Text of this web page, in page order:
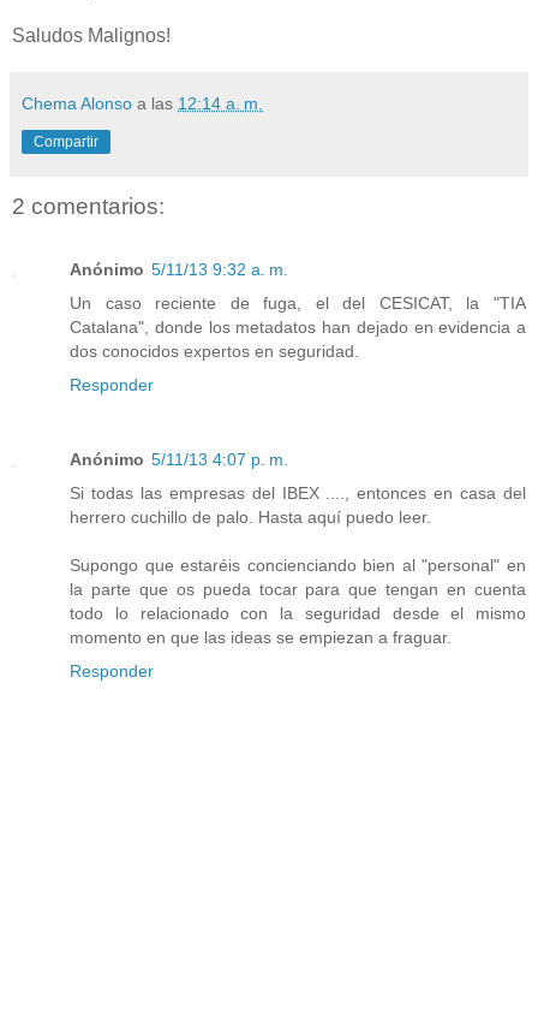
Saludos Malignos!
Chema Alonso a las 12:14 a. m.
Compartir
2 comentarios:
Anónimo 5/11/13 9:32 a. m.
Un caso reciente de fuga, el del CESICAT, la "TIA
Catalana", donde los metadatos han dejado en evidencia a
dos conocidos expertos en seguridad.
Responder
Anónimo 5/11/13 4:07 p. m.
Si todas las empresas del IBEX ...., entonces en casa del
herrero cuchillo de palo. Hasta aquí puedo leer.
Supongo que estaréis concienciando bien al "personal" en
la parte que os pueda tocar para que tengan en cuenta
todo lo relacionado con la seguridad desde el mismo
momento en que las ideas se empiezan a fraguar.
Responder